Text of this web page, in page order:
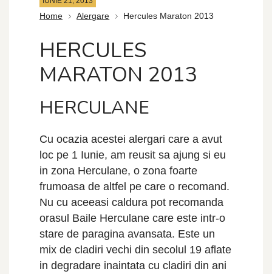
Home Alergare Hercules Maraton 2013
HERCULES
MARATON 2013
HERCULANE
Cu ocazia acestei alergari care a avut
loc pe 1 Iunie, am reusit sa ajung si eu
in zona Herculane, o zona foarte
frumoasa de altfel pe care o recomand.
Nu cu aceeasi caldura pot recomanda
orasul Baile Herculane care este intr-o
stare de paragina avansata. Este un
mix de cladiri vechi din secolul 19 aflate
in degradare inaintata cu cladiri din ani